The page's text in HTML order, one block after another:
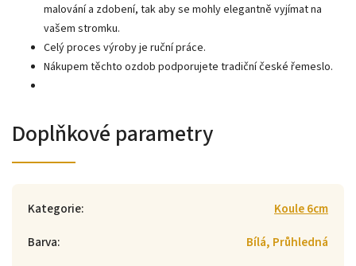
malování a zdobení, tak aby se mohly elegantně vyjímat na
vašem stromku.
Celý proces výroby je ruční práce.
Nákupem těchto ozdob podporujete tradiční české řemeslo.
Doplňkové parametry
Kategorie:
Koule 6cm
Barva:
Bílá, Průhledná